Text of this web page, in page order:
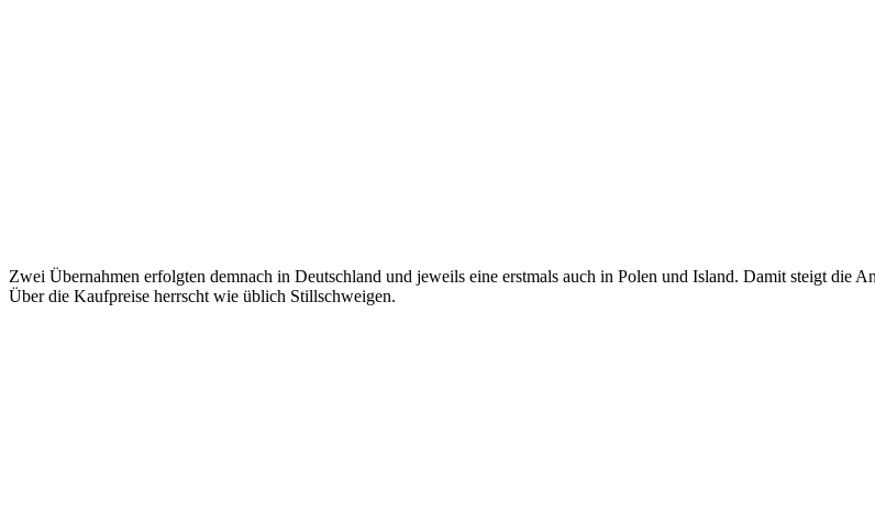
Zwei Übernahmen erfolgten demnach in Deutschland und jeweils eine erstmals auch in Polen und Island. Damit steigt die
Über die Kaufpreise herrscht wie üblich Stillschweigen.